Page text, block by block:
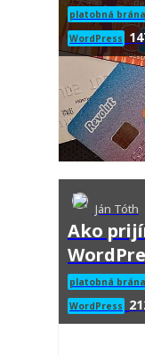
platobná brána
WordPress
Ján Tóth
Ako
platobná brána
WordPress